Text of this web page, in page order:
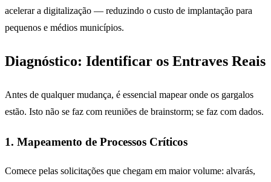
acelerar a digitalização — reduzindo o custo de implantação para
pequenos e médios municípios.
Diagnóstico: Identificar os Entraves Reais
Antes de qualquer mudança, é essencial mapear onde os gargalos
estão. Isto não se faz com reuniões de brainstorm; se faz com dados.
1. Mapeamento de Processos Críticos
Comece pelas solicitações que chegam em maior volume: alvarás,